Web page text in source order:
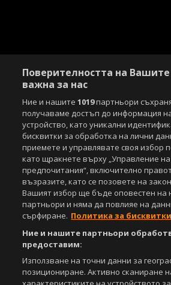
Поверителността на
важна за нас
Ние и нашите1019партньори
получаваме достъп до информация
устройство, като уникални
бисквитки за обработка на лични
приемете и управлявате своя избор
като щракнете върху „Управление на
предпочитания“, включително
възразите, като се позовете на
Вашият избор ще бъде оповестен на
партньори и няма да повлияе на
сърфиране. Политика за
Ние и нашите партньори
предоставим:
Използване на точни данни за
позициониране. Активно сканиране